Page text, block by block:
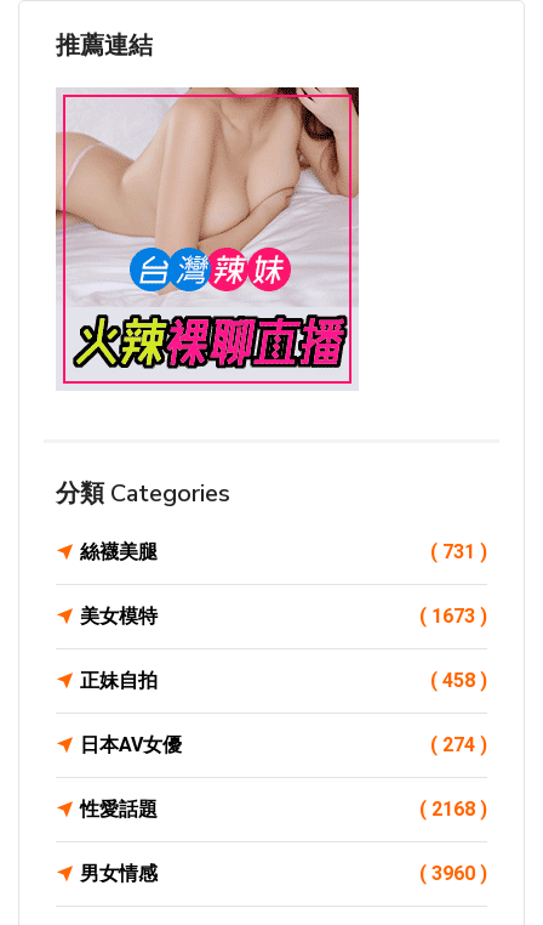
推薦連結
分類 Categories
絲襪美腿 ( 731 )
美女模特 ( 1673 )
正妹自拍 ( 458 )
日本AV女優 ( 274 )
性愛話題 ( 2168 )
男女情感 ( 3960 )